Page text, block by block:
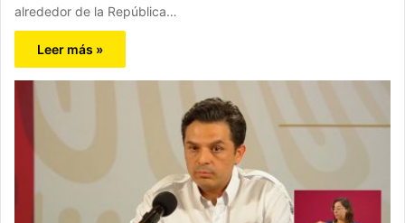
alrededor de la República…
Leer más »